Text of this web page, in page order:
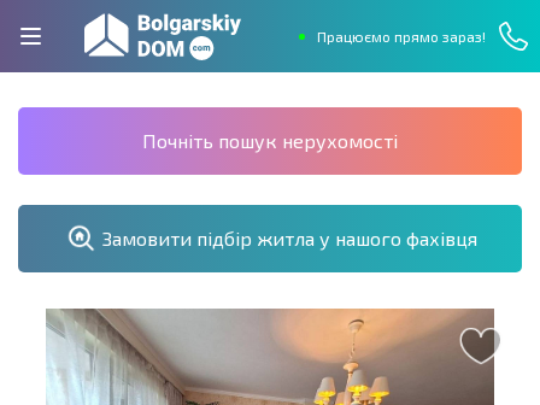
Працюємо прямо зараз!
Почніть пошук нерухомості
Замовити підбір житла у нашого фахівця